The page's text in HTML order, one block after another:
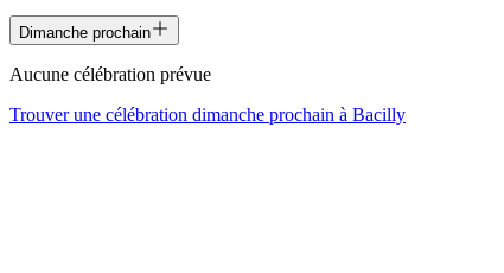
Dimanche prochain
Aucune célébration prévue
Trouver une célébration dimanche prochain à Bacilly